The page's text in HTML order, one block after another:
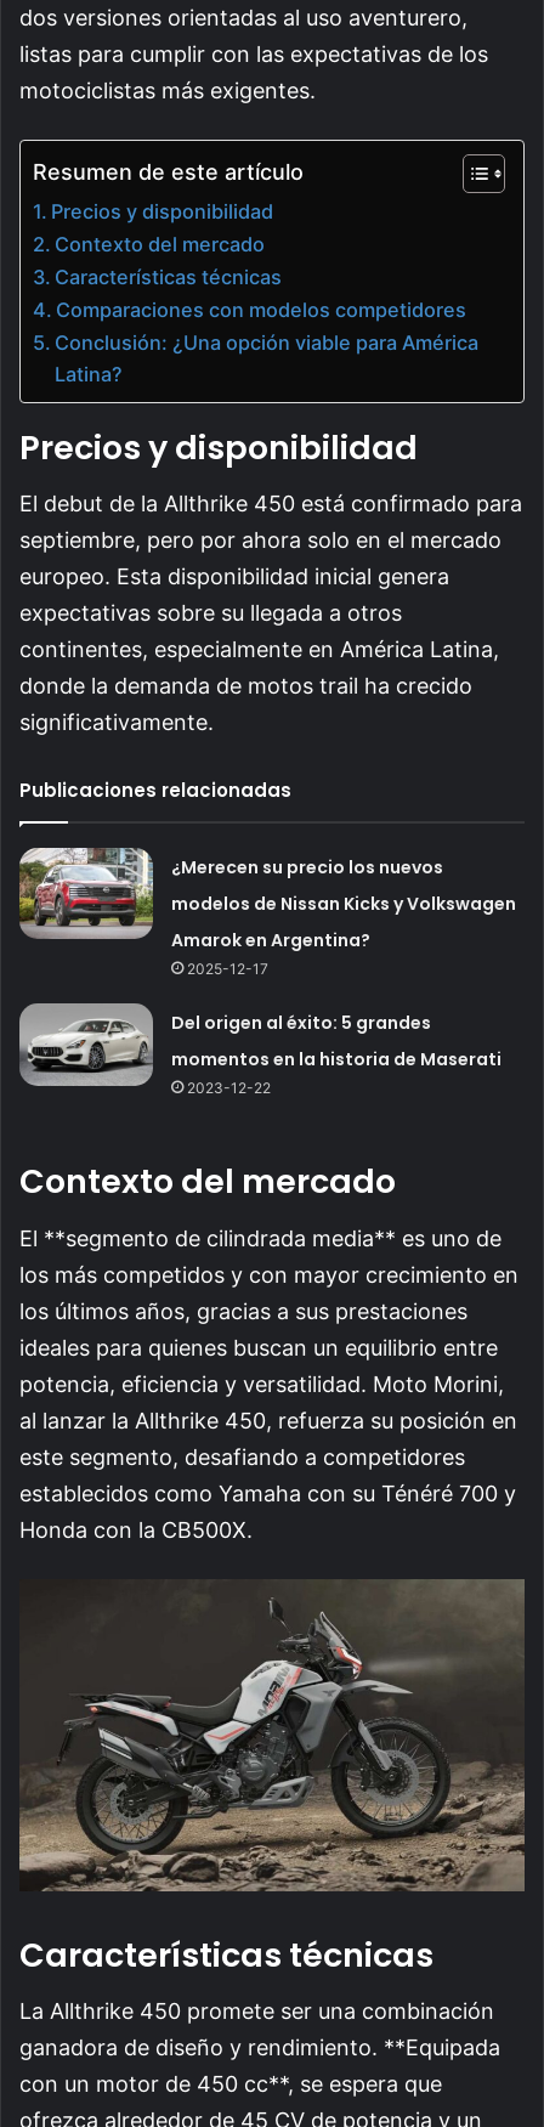
dos versiones orientadas al uso aventurero,
listas para cumplir con las expectativas de los
motociclistas más exigentes.
Resumen de este artículo
Precios y disponibilidad
Contexto del mercado
Características técnicas
Comparaciones con modelos competidores
Conclusión: ¿Una opción viable para América
Latina?
Precios y disponibilidad
El debut de la Allthrike 450 está confirmado para
septiembre, pero por ahora solo en el mercado
europeo. Esta disponibilidad inicial genera
expectativas sobre su llegada a otros
continentes, especialmente en América Latina,
donde la demanda de motos trail ha crecido
significativamente.
Publicaciones relacionadas
¿Merecen su precio los nuevos
modelos de Nissan Kicks y Volkswagen
Amarok en Argentina?
2025-12-17
Del origen al éxito: 5 grandes
momentos en la historia de Maserati
2023-12-22
Contexto del mercado
El **segmento de cilindrada media** es uno de
los más competidos y con mayor crecimiento en
los últimos años, gracias a sus prestaciones
ideales para quienes buscan un equilibrio entre
potencia, eficiencia y versatilidad. Moto Morini,
al lanzar la Allthrike 450, refuerza su posición en
este segmento, desafiando a competidores
establecidos como Yamaha con su Ténéré 700 y
Honda con la CB500X.
Características técnicas
La Allthrike 450 promete ser una combinación
ganadora de diseño y rendimiento. **Equipada
con un motor de 450 cc**, se espera que
ofrezca alrededor de 45 CV de potencia y un